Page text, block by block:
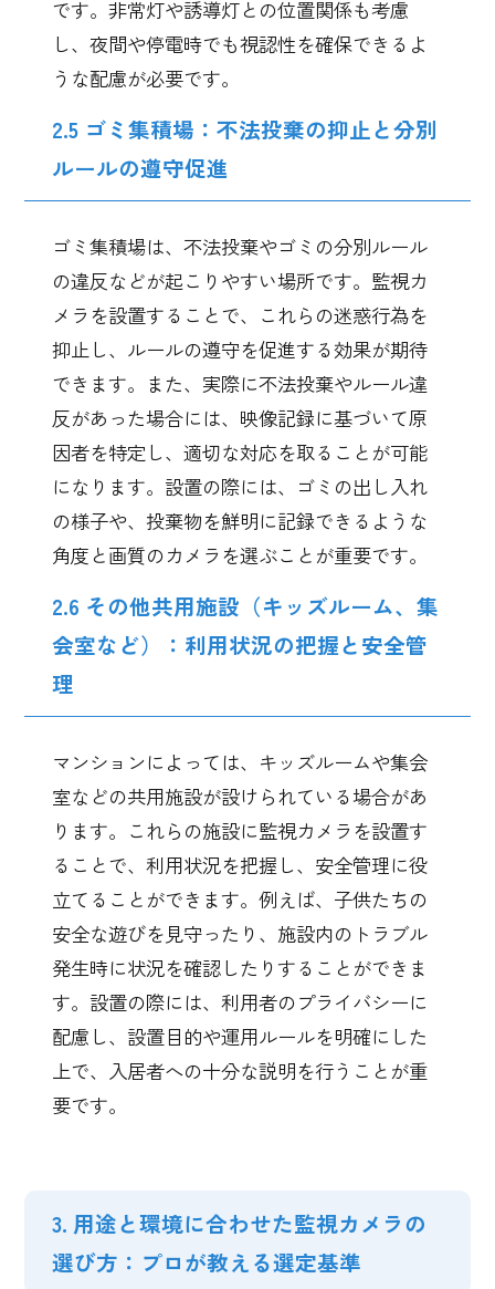
です。非常灯や誘導灯との位置関係も考慮
し、夜間や停電時でも視認性を確保できるよ
うな配慮が必要です。
2.5 ゴミ集積場：不法投棄の抑止と分別
ルールの遵守促進
ゴミ集積場は、不法投棄やゴミの分別ルール
の違反などが起こりやすい場所です。監視カ
メラを設置することで、これらの迷惑行為を
抑止し、ルールの遵守を促進する効果が期待
できます。また、実際に不法投棄やルール違
反があった場合には、映像記録に基づいて原
因者を特定し、適切な対応を取ることが可能
になります。設置の際には、ゴミの出し入れ
の様子や、投棄物を鮮明に記録できるような
角度と画質のカメラを選ぶことが重要です。
2.6 その他共用施設（キッズルーム、集
会室など）：利用状況の把握と安全管
理
マンションによっては、キッズルームや集会
室などの共用施設が設けられている場合があ
ります。これらの施設に監視カメラを設置す
ることで、利用状況を把握し、安全管理に役
立てることができます。例えば、子供たちの
安全な遊びを見守ったり、施設内のトラブル
発生時に状況を確認したりすることができま
す。設置の際には、利用者のプライバシーに
配慮し、設置目的や運用ルールを明確にした
上で、入居者への十分な説明を行うことが重
要です。
3. 用途と環境に合わせた監視カメラの
選び方：プロが教える選定基準